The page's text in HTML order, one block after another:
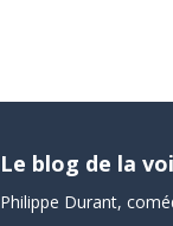
Le blog de la
Philippe Durant,